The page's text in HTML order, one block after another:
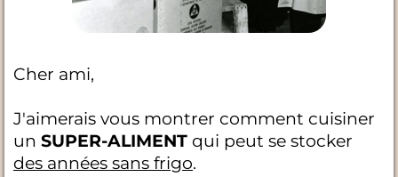
Cher ami,
J'aimerais vous montrer comment cuisiner
un SUPER-ALIMENT qui peut se stocker
des années sans frigo.